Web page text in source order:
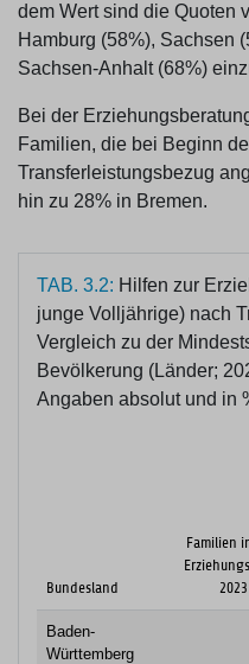
dem Wert sind die Quoten
Hamburg (58%), Sachsen
Sachsen-Anhalt (68%)
Bei der
Familien, die bei Beginn
Transferleistungsbezug
hin zu 28% in Bremen.
TAB. 3.2: Hilfen zur
junge Volljährige) nach
Vergleich zu der
Bevölkerung (Länder;
Angaben absolut und in
Bundesland
Familien
Baden-
Württemberg